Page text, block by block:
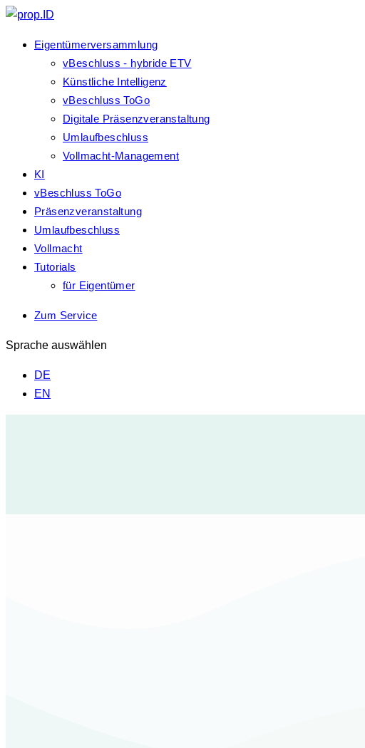
Eigentümerversammlung
vBeschluss - hybride ETV
Künstliche Intelligenz
vBeschluss ToGo
Digitale Präsenzveranstaltung
Umlaufbeschluss
Vollmacht-Management
KI
vBeschluss ToGo
Präsenzveranstaltung
Umlaufbeschluss
Vollmacht
Tutorials
für Eigentümer
Zum Service
Sprache auswählen
DE
EN